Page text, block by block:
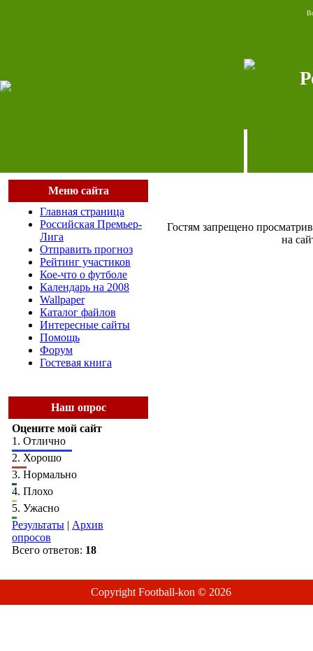
Меню сайта
Главная страница
Российская Премьер-
Лига
Отправить прогноз
Рейтинг участиков
Кое-что о футболе
Календарь на 2008
Wallpaper
Каталог файлов
Интересные сайты
Помощь
Форум
Гостевая книга
Наш опрос
Оцените мой сайт
1. Отлично
2. Хорошо
3. Нормально
4. Плохо
5. Ужасно
Результаты | Архив
опросов
Всего ответов: 18
Гостям запрещено
на
Copyright Football-kon © 2026